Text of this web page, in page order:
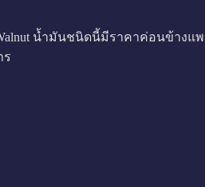
น้ำมันชนิดนี้มีราคาค่อนข้างแ
ร